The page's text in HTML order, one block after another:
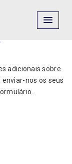
adicionais sobre
nos os seus